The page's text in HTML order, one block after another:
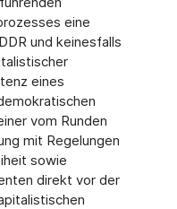
eine
und keinesfalls
eines
vom Runden
mit Regelungen
sowie
direkt vor der